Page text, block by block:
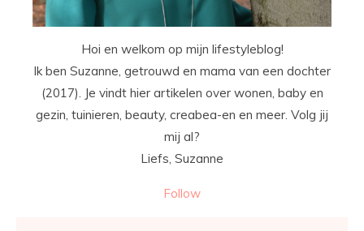
Hoi en welkom op mijn lifestyleblog!
Ik ben Suzanne, getrouwd en mama van een dochter
(2017). Je vindt hier artikelen over wonen, baby en
gezin, tuinieren, beauty, creabea-en en meer. Volg jij
mij al?
Liefs, Suzanne
Follow